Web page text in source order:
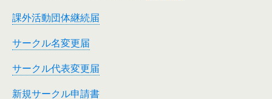
課外活動団体継続届
サークル名変更届
サークル代表変更届
新規サークル申請書